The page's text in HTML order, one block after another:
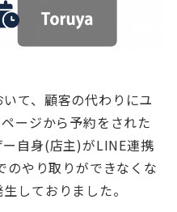
て、顧客の代わりにユ
ージから予約をされた
自身(店主)がLINE連携
のやり取りができなくな
しておりました。